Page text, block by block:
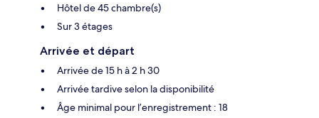
Hôtel de 45 chambre(s)
Sur 3 étages
Arrivée et départ
Arrivée de 15 h à 2 h 30
Arrivée tardive selon la disponibilité
Âge minimal pour l’enregistrement : 18